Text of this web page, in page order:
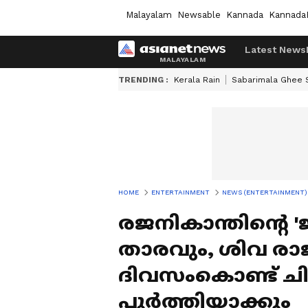
Malayalam Newsable Kannada
Latest News
TRENDING : Kerala Rain Sabarimala Ghee
HOME ENTERTAINMENT NEWS (ENTERTAINMENT)
താരവും, ശിവ
ദിവസംകൊണ്ട്
പൂര്‍ത്തിയാക്കും